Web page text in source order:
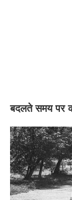
बदलते समय पर